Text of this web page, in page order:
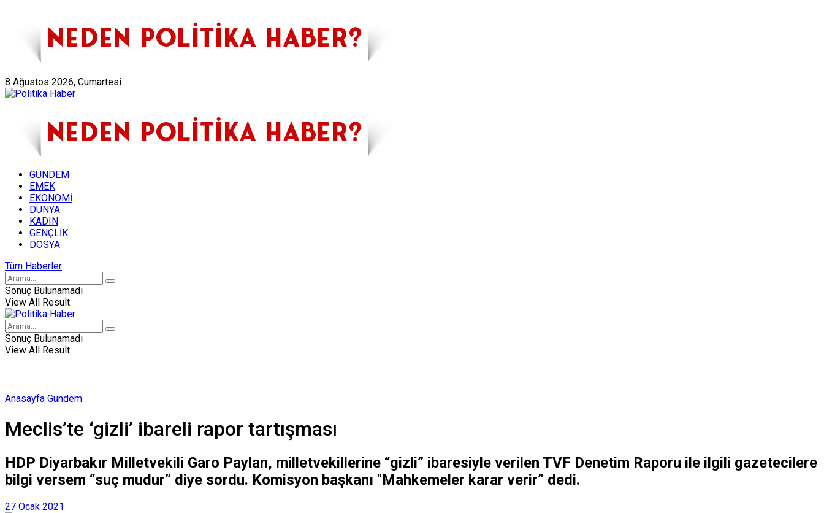
8 Ağustos 2026, Cumartesi
GÜNDEM
EMEK
EKONOMİ
DÜNYA
KADIN
GENÇLİK
DOSYA
Tüm Haberler
Sonuç Bulunamadı
View All Result
Sonuç Bulunamadı
View All Result
Anasayfa Gündem
Meclis’te ‘gizli’ ibareli rapor tartışması
HDP Diyarbakır Milletvekili Garo Paylan, milletvekillerine “gizli” ibaresiyle verilen TVF Denetim Raporu ile ilgili gazetecilere
bilgi versem “suç mudur” diye sordu. Komisyon başkanı "Mahkemeler karar verir” dedi.
27 Ocak 2021